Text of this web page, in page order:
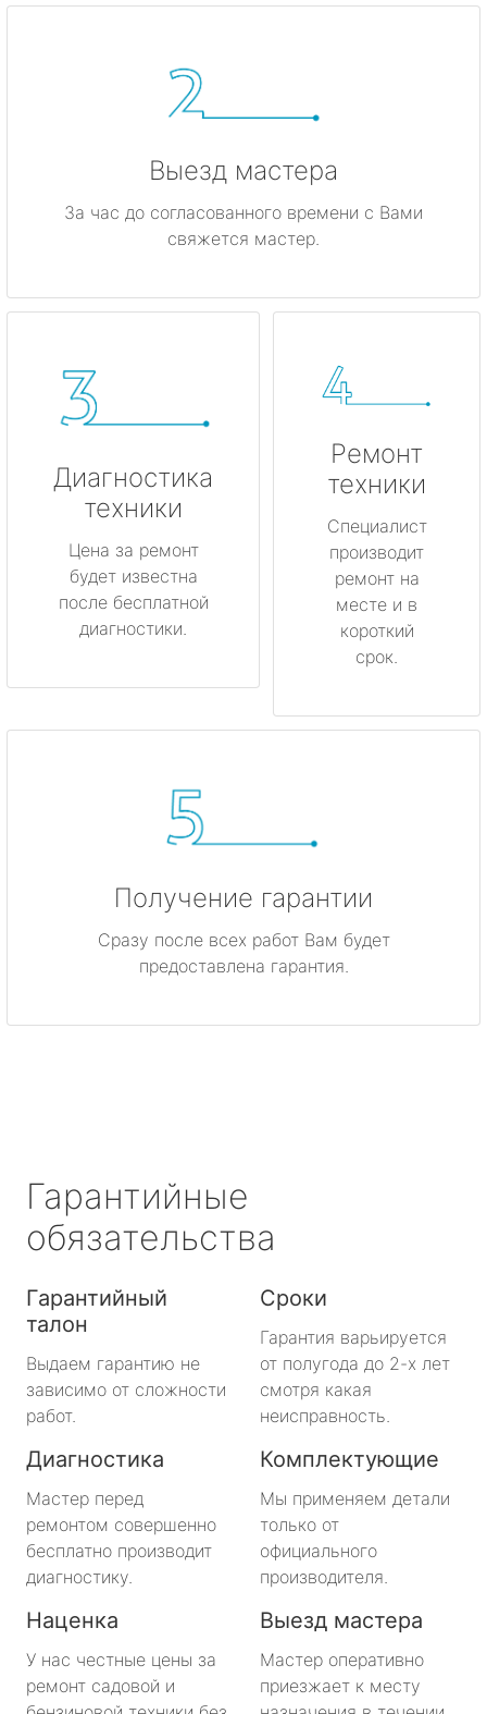
Выезд мастера
За час до согласованного времени с Вами
свяжется мастер.
Диагностика
техники
Цена за ремонт
будет известна
после бесплатной
диагностики.
Ремонт
техники
Специалист
производит
ремонт на
месте и в
короткий
срок.
Получение гарантии
Сразу после всех работ Вам будет
предоставлена гарантия.
Гарантийные
обязательства
Гарантийный
талон
Выдаем гарантию не
зависимо от сложности
работ.
Сроки
Гарантия варьируется
от полугода до 2-х лет
смотря какая
неисправность.
Диагностика
Мастер перед
ремонтом совершенно
бесплатно производит
диагностику.
Комплектующие
Мы применяем детали
только от
официального
производителя.
Наценка
У нас честные цены за
ремонт садовой и
Выезд мастера
Мастер оперативно
приезжает к месту